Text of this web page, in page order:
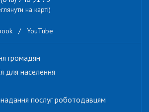
на карті)
/ YouTube
громадян
для населення
послуг роботодавцям